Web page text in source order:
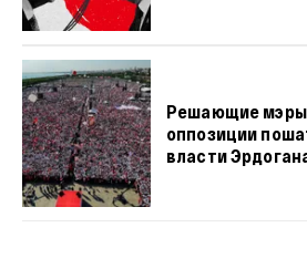
Решающие
оппозиции
власти